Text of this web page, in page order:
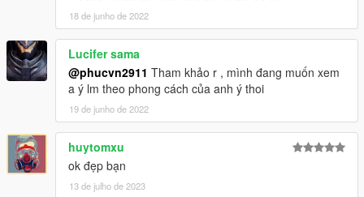
18 de junho de 2022
Lucifer sama
@phucvn2911 Tham khảo r , mình đang muốn xem
a ý lm theo phong cách của anh ý thoi
19 de junho de 2022
huytomxu
ok đẹp bạn
13 de julho de 2023